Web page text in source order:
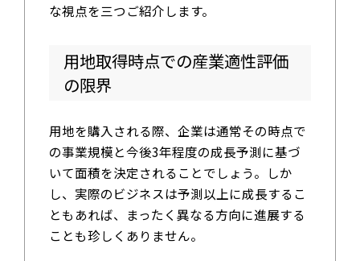
な視点を三つご紹介します。
用地取得時点での産業適性評価
の限界
用地を購入される際、企業は通常その時点で
の事業規模と今後3年程度の成長予測に基づ
いて面積を決定されることでしょう。しか
し、実際のビジネスは予測以上に成長するこ
ともあれば、まったく異なる方向に進展する
ことも珍しくありません。